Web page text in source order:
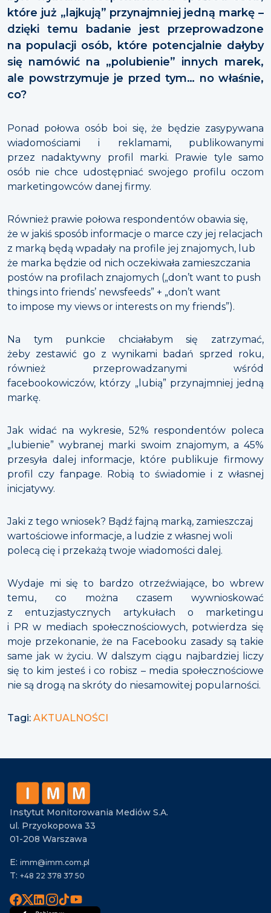
które już „lajkują” przynajmniej jedną markę –
dzięki temu badanie jest przeprowadzone
na populacji osób, które potencjalnie dałyby
się namówić na „polubienie” innych marek,
ale powstrzymuje je przed tym… no właśnie,
co?
Ponad połowa osób boi się, że będzie zasypywana
wiadomościami i reklamami, publikowanymi
przez nadaktywny profil marki. Prawie tyle samo
osób nie chce udostępniać swojego profilu oczom
marketingowców danej firmy.
Również prawie połowa respondentów obawia się,
że w jakiś sposób informacje o marce czy jej relacjach
z marką będą wpadały na profile jej znajomych, lub
że marka będzie od nich oczekiwała zamieszczania
postów na profilach znajomych („don’t want to push
things into friends’ newsfeeds” + „don’t want
to impose my views or interests on my friends”).
Na tym punkcie chciałabym się zatrzymać,
żeby zestawić go z wynikami badań sprzed roku,
również przeprowadzanymi wśród
facebookowiczów, którzy „lubią” przynajmniej jedną
markę.
Jak widać na wykresie, 52% respondentów poleca
„lubienie” wybranej marki swoim znajomym, a 45%
przesyła dalej informacje, które publikuje firmowy
profil czy fanpage. Robią to świadomie i z własnej
inicjatywy.
Jaki z tego wniosek? Bądź fajną marką, zamieszczaj
wartościowe informacje, a ludzie z własnej woli
polecą cię i przekażą twoje wiadomości dalej.
Wydaje mi się to bardzo otrzeźwiające, bo wbrew
temu, co można czasem wywnioskować
z entuzjastycznych artykułach o marketingu
i PR w mediach społecznościowych, potwierdza się
moje przekonanie, że na Facebooku zasady są takie
same jak w życiu. W dalszym ciągu najbardziej liczy
się to kim jesteś i co robisz – media społecznościowe
nie są drogą na skróty do niesamowitej popularności.
Tagi: AKTUALNOŚCI
Instytut Monitorowania Mediów S.A.
ul. Przyokopowa 33
01-208 Warszawa
E: imm@imm.com.pl
T: +48 22 378 37 50